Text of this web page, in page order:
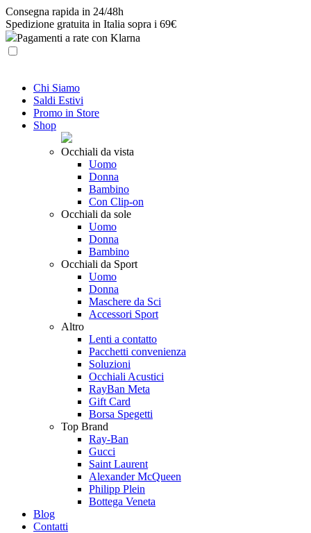
Skip
to
content
Consegna rapida in 24/48h
Spedizione gratuita in Italia sopra i 69€
Pagamenti a rate con Klarna
Chi Siamo
Saldi Estivi
Promo in Store
Shop
Occhiali da vista
Uomo
Donna
Bambino
Con Clip-on
Occhiali da sole
Uomo
Donna
Bambino
Occhiali da Sport
Uomo
Donna
Maschere da Sci
Accessori Sport
Altro
Lenti a contatto
Pacchetti convenienza
Soluzioni
Occhiali Acustici
RayBan Meta
Gift Card
Borsa Spegetti
Top Brand
Ray-Ban
Gucci
Saint Laurent
Alexander McQueen
Philipp Plein
Bottega Veneta
Blog
Contatti